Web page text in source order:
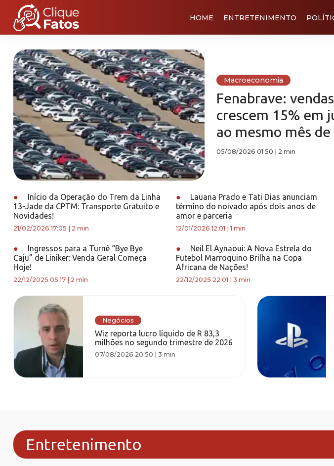
HOME ENTRETENIMENTO
Macroeconomia
Fenabrave:
crescem 15% em
ao mesmo mês de
05/08/2026 01:50 2 min
●
Início da Operação do Trem da Linha
13-Jade da CPTM: Transporte Gratuito e
Novidades!
21/02/2026 17:05 2 min
●
Lauana Prado e Tati Dias anunciam
término do noivado após dois anos de
amor e parceria
12/01/2026 12:01 |1 min
●
Ingressos para a Turnê “Bye Bye
Caju” de Liniker: Venda Geral Começa
Hoje!
22/12/2025 05:17 2 min
●
Neil El Aynaoui: A Nova Estrela do
Futebol Marroquino Brilha na Copa
Africana de Nações!
22/12/2025 22:01 3 min
Negócios
Wiz reporta lucro líquido de R 83,3
milhões no segundo trimestre de 2026
07/08/2026 20:50 | 3 min
Entretenimento